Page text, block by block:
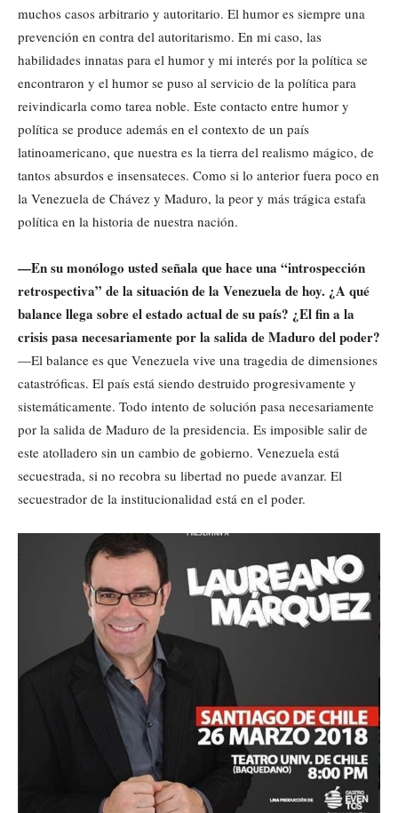
muchos casos arbitrario y autoritario. El humor es siempre una
prevención en contra del autoritarismo. En mi caso, las
habilidades innatas para el humor y mi interés por la política se
encontraron y el humor se puso al servicio de la política para
reivindicarla como tarea noble. Este contacto entre humor y
política se produce además en el contexto de un país
latinoamericano, que nuestra es la tierra del realismo mágico, de
tantos absurdos e insensateces. Como si lo anterior fuera poco en
la Venezuela de Chávez y Maduro, la peor y más trágica estafa
política en la historia de nuestra nación.
—En su monólogo usted señala que hace una “introspección
retrospectiva” de la situación de la Venezuela de hoy. ¿A qué
balance llega sobre el estado actual de su país? ¿El fin a la
crisis pasa necesariamente por la salida de Maduro del poder?
—El balance es que Venezuela vive una tragedia de dimensiones
catastróficas. El país está siendo destruido progresivamente y
sistemáticamente. Todo intento de solución pasa necesariamente
por la salida de Maduro de la presidencia. Es imposible salir de
este atolladero sin un cambio de gobierno. Venezuela está
secuestrada, si no recobra su libertad no puede avanzar. El
secuestrador de la institucionalidad está en el poder.